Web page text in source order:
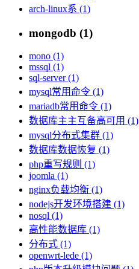
arch-linux系 (1)
mongodb (1)
mono (1)
mssql (1)
sql-server (1)
mysql常用命令 (1)
mariadb常用命令 (1)
数据库主主互备高可用 (1)
mysql分布式集群 (1)
数据库数据恢复 (1)
php重写规则 (1)
joomla (1)
nginx负载均衡 (1)
nodejs开发环境搭建 (1)
nosql (1)
高性能数据库 (1)
分布式 (1)
openwrt-lede (1)